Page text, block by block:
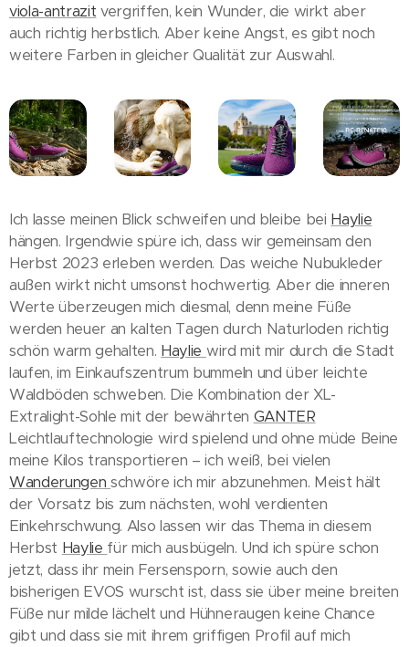
viola-antrazit vergriffen, kein Wunder, die wirkt aber
auch richtig herbstlich. Aber keine Angst, es gibt noch
weitere Farben in gleicher Qualität zur Auswahl.
Ich lasse meinen Blick schweifen und bleibe bei Haylie
hängen. Irgendwie spüre ich, dass wir gemeinsam den
Herbst 2023 erleben werden. Das weiche Nubukleder
außen wirkt nicht umsonst hochwertig. Aber die inneren
Werte überzeugen mich diesmal, denn meine Füße
werden heuer an kalten Tagen durch Naturloden richtig
schön warm gehalten. Haylie wird mit mir durch die Stadt
laufen, im Einkaufszentrum bummeln und über leichte
Waldböden schweben. Die Kombination der XL-
Extralight-Sohle mit der bewährten GANTER
Leichtlauftechnologie wird spielend und ohne müde Beine
meine Kilos transportieren – ich weiß, bei vielen
Wanderungenschwöre ich mir abzunehmen. Meist hält
der Vorsatz bis zum nächsten, wohl verdienten
Einkehrschwung. Also lassen wir das Thema in diesem
Herbst Haylie für mich ausbügeln. Und ich spüre schon
jetzt, dass ihr mein Fersensporn, sowie auch den
bisherigen EVOS wurscht ist, dass sie über meine breiten
Füße nur milde lächelt und Hühneraugen keine Chance
gibt und dass sie mit ihrem griffigen Profil auf mich